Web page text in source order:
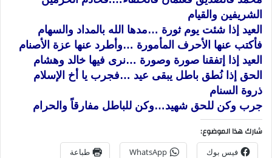
الشريفين والقيام
العيد إذا شئت يوم ثورة …مدها الله بالمداد والسهام
فأكتب عنها الأحرف المأمورة …وأطرد عنها عزة الأصنام
العيد إذا إتفقنا صورة وصورة …نرى فيها خالد وهشام
الحق إذا نُطق باطل يبقى عيد …فجرب يا أخ الإسلام
ذروة السنام
جرب وكن للحق شهيد…وكن للباطل مفارقاً والحرام
شارك هذا الموضوع:
فيس بوك WhatsApp طباعة